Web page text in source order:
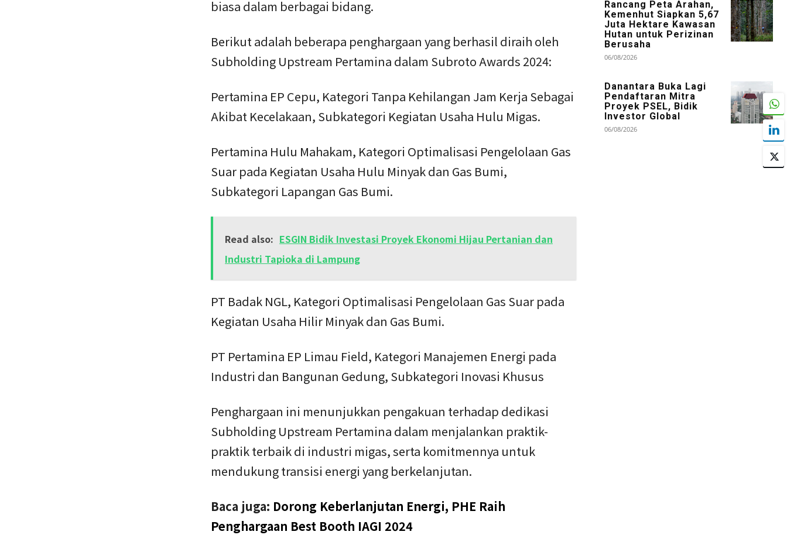
biasa dalam berbagai bidang.
Berikut adalah beberapa penghargaan yang berhasil diraih oleh
Subholding Upstream Pertamina dalam Subroto Awards 2024:
Pertamina EP Cepu, Kategori Tanpa Kehilangan Jam Kerja Sebagai
Akibat Kecelakaan, Subkategori Kegiatan Usaha Hulu Migas.
Pertamina Hulu Mahakam, Kategori Optimalisasi Pengelolaan Gas
Suar pada Kegiatan Usaha Hulu Minyak dan Gas Bumi,
Subkategori Lapangan Gas Bumi.
Read also: ESGIN Bidik Investasi Proyek Ekonomi Hijau Pertanian dan
Industri Tapioka di Lampung
PT Badak NGL, Kategori Optimalisasi Pengelolaan Gas Suar pada
Kegiatan Usaha Hilir Minyak dan Gas Bumi.
PT Pertamina EP Limau Field, Kategori Manajemen Energi pada
Industri dan Bangunan Gedung, Subkategori Inovasi Khusus
Penghargaan ini menunjukkan pengakuan terhadap dedikasi
Subholding Upstream Pertamina dalam menjalankan praktik-
praktik terbaik di industri migas, serta komitmennya untuk
mendukung transisi energi yang berkelanjutan.
Baca juga: Dorong Keberlanjutan Energi, PHE Raih
Penghargaan Best Booth IAGI 2024
Rancang Peta Arahan,
Kemenhut Siapkan 5,67
Juta Hektare Kawasan
Hutan untuk Perizinan
Berusaha
06/08/2026
Danantara Buka Lagi
Pendaftaran Mitra
Proyek PSEL, Bidik
Investor Global
06/08/2026